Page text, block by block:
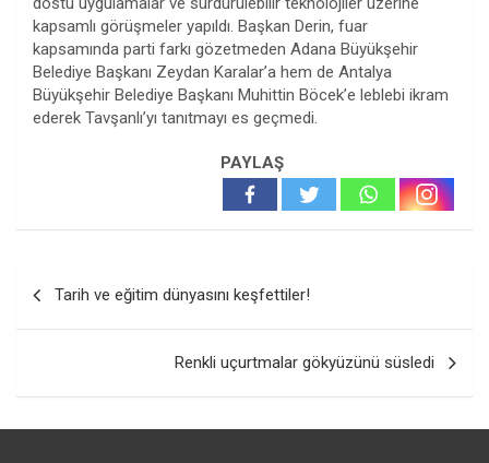
kapsamlı görüşmeler yapıldı. Başkan Derin, fuar
kapsamında parti farkı gözetmeden Adana Büyükşehir
Belediye Başkanı Zeydan Karalar’a hem de Antalya
Büyükşehir Belediye Başkanı Muhittin Böcek’e leblebi ikram
ederek Tavşanlı’yı tanıtmayı es geçmedi.
PAYLAŞ
gezinmesi
Tarih ve eğitim dünyasını keşfettiler!
Renkli uçurtmalar gökyüzünü süsledi